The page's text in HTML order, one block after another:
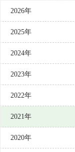
2026年
2025年
2024年
2023年
2022年
2021年
2020年